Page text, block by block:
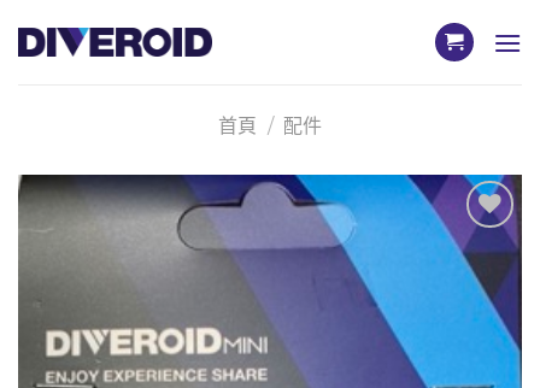
首頁 / 配件
加入
「願
望清
單」